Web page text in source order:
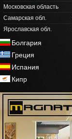
Московская область
Самарская обл.
Ярославская обл.
Болгария
Греция
Испания
Кипр